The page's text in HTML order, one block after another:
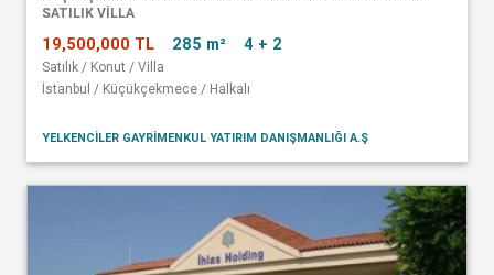
SATILIK VİLLA
19,500,000 TL 285 m² 4 + 2
Satılık / Konut / Villa
İstanbul / Küçükçekmece / Halkalı
YELKENCİLER GAYRİMENKUL YATIRIM DANIŞMANLIĞI A.Ş